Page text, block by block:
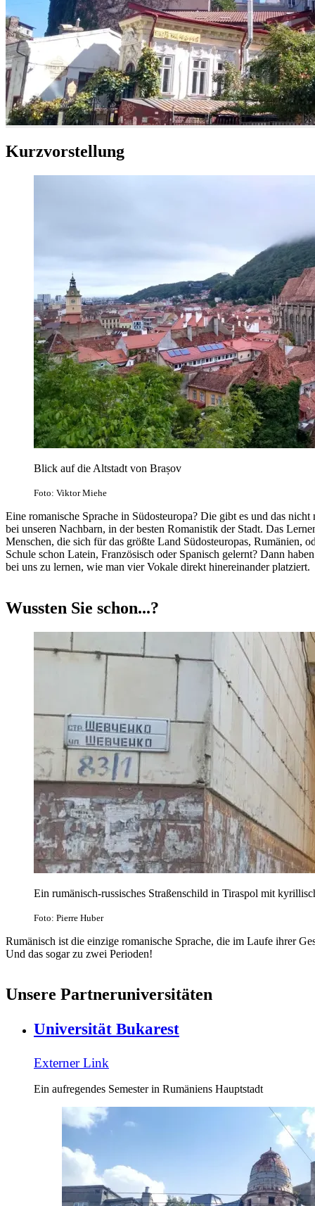
Kurzvorstellung
Blick auf die Altstadt von Brașov
Foto: Viktor Miehe
Eine romanische Sprache in Südosteuropa? Die gibt es und das
bei unseren Nachbarn, in der besten Romanistik der Stadt. Das
Menschen, die sich für das größte Land Südosteuropas, Rumänien,
Schule schon Latein, Französisch oder Spanisch gelernt? Dann
bei uns zu lernen, wie man vier Vokale direkt hinereinander platziert.
Wussten Sie schon...?
Ein rumänisch-russisches Straßenschild in Tiraspol mit
Foto: Pierre Huber
Rumänisch ist die einzige romanische Sprache, die im Laufe ihrer
Und das sogar zu zwei Perioden!
Unsere Partneruniversitäten
Universität Bukarest
Externer Link
Ein aufregendes Semester in Rumäniens Hauptstadt